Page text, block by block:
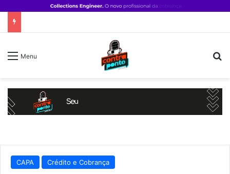
Menu
CAPA Crédito e Cobrança